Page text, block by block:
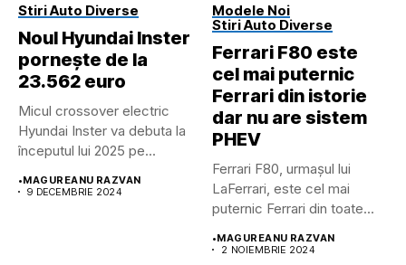
Stiri Auto Diverse
Noul Hyundai Inster
pornește de la
23.562 euro
Micul crossover electric
Hyundai Inster va debuta la
începutul lui 2025 pe...
•MAGUREANU RAZVAN
9 DECEMBRIE 2024
Modele Noi
Stiri Auto Diverse
Ferrari F80 este
cel mai puternic
Ferrari din istorie
dar nu are sistem
PHEV
Ferrari F80, urmașul lui
LaFerrari, este cel mai
puternic Ferrari din toate...
•MAGUREANU RAZVAN
2 NOIEMBRIE 2024